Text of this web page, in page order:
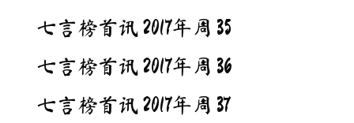
七言榜首讯 2017年周 35
七言榜首讯 2017年周 36
七言榜首讯 2017年周 37